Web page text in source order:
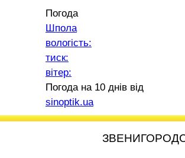
Погода
Шпола
вологість:
тиск:
вітер:
Погода на 10 днів від
sinoptik.ua